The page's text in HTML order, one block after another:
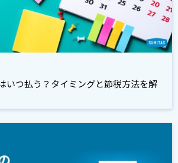
いつ払う？タイミングと節税方法を解